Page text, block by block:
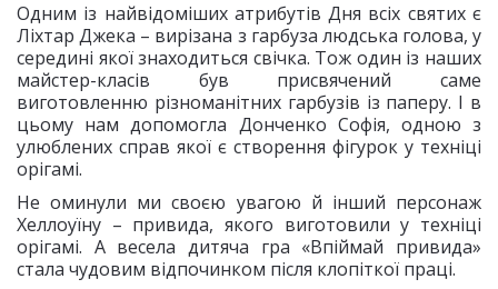
Одним із найвідоміших атрибутів Дня всіх святих є
Ліхтар Джека – вирізана з гарбуза людська голова, у
середині якої знаходиться свічка. Тож один із наших
майстер-класів був присвячений саме
виготовленню різноманітних гарбузів із паперу. І в
цьому нам допомогла Донченко Софія, одною з
улюблених справ якої є створення фігурок у техніці
орігамі.
Не оминули ми своєю увагою й інший персонаж
Хеллоуїну – привида, якого виготовили у техніці
орігамі. А весела дитяча гра «Впіймай привида»
стала чудовим відпочинком після клопіткої праці.